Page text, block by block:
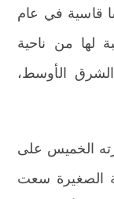
قاسية في عام
لها من ناحية
الأوسط،
الخميس على
الصغيرة سعت